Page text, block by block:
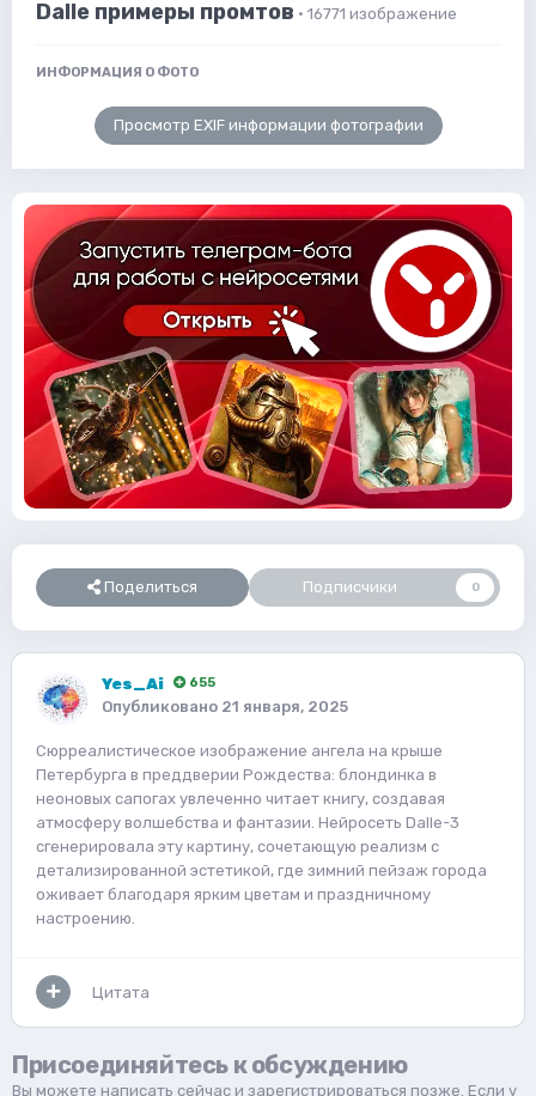
Dalle примеры промтов · 16771 изображение
ИНФОРМАЦИЯ О ФОТО
Просмотр EXIF информации фотографии
Поделиться Подписчики 0
Yes_Ai 655
Опубликовано 21 января, 2025
Сюрреалистическое изображение ангела на крыше
Петербурга в преддверии Рождества: блондинка в
неоновых сапогах увлеченно читает книгу, создавая
атмосферу волшебства и фантазии. Нейросеть Dalle-3
сгенерировала эту картину, сочетающую реализм с
детализированной эстетикой, где зимний пейзаж города
оживает благодаря ярким цветам и праздничному
настроению.
Цитата
Присоединяйтесь к обсуждению
Вы можете написать сейчас и зарегистрироваться позже. Если у